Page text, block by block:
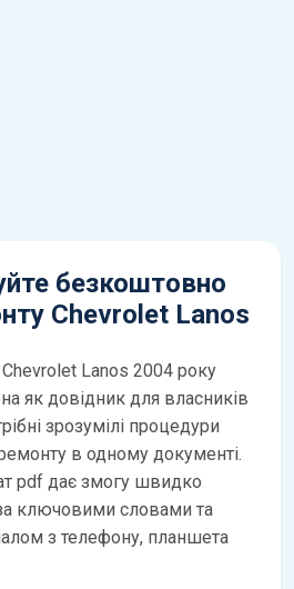
безкоштовно
Chevrolet Lanos
Lanos 2004 року
як довідник для власників
зрозумілі процедури
в одному документі.
pdf дає змогу швидко
ключовими словами та
з телефону, планшета